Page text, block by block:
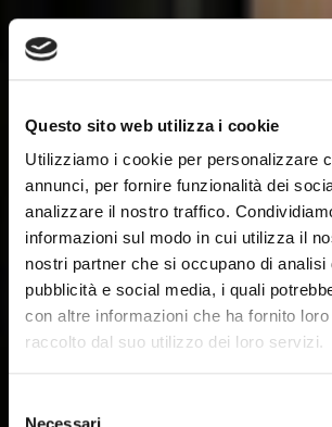
Questo sito web utilizza i cookie
Utilizziamo i cookie per personalizzare
annunci, per fornire funzionalità dei
analizzare il nostro traffico.
informazioni sul modo in cui utilizza il
nostri partner che si occupano di analisi
pubblicità e social media, i quali
con altre informazioni che ha fornito
raccolto dal suo utilizzo dei loro servizi.
Necessari